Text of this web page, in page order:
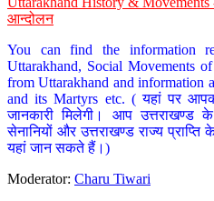
आन्दोलन
You can find the information
Uttarakhand, Social Movements
from Uttarakhand and information
and its Martyrs etc. ( यहां पर
जानकारी मिलेगी। आप उत्तराखण्ड
सेनानियों और उत्तराखण्ड राज्य
यहां जान सकते हैं।)
Moderator: Charu Tiwari